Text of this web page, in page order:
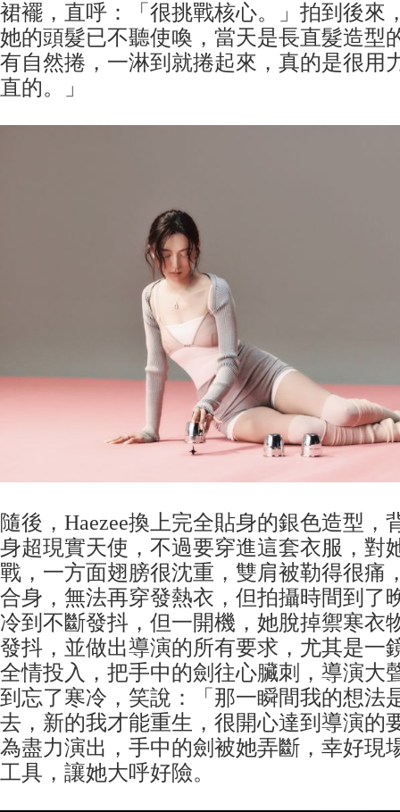
裙襬，直呼：「很挑戰核心。」拍到後來
她的頭髮已不聽使喚，當天是長直髮造型
有自然捲，一淋到就捲起來，真的是很用
直的。」
隨後，Haezee換上完全貼身的銀色造型，
身超現實天使，不過要穿進這套衣服，對
戰，一方面翅膀很沈重，雙肩被勒得很痛
合身，無法再穿發熱衣，但拍攝時間到了
冷到不斷發抖，但一開機，她脫掉禦寒衣
發抖，並做出導演的所有要求，尤其是一
全情投入，把手中的劍往心臟刺，導演大
到忘了寒冷，笑說：「那一瞬間我的想法
去，新的我才能重生，很開心達到導演的
為盡力演出，手中的劍被她弄斷，幸好現
工具，讓她大呼好險。